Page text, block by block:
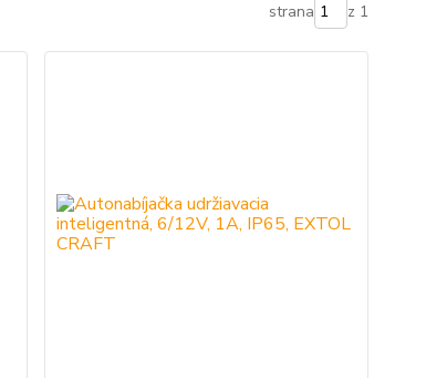
strana z 1